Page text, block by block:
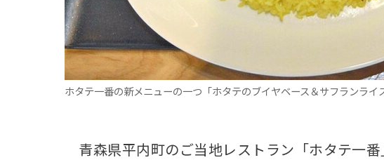
ホタテ一番の新メニューの一つ「ホタテのブイヤベース＆サフランライ
青森県平内町のご当地レストラン「ホタテ一